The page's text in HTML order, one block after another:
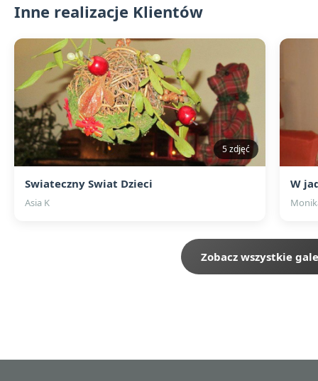
Inne realizacje Klientów
5 zdjęć
Swiateczny Swiat Dzieci
Asia K
W
Zobacz wszystkie